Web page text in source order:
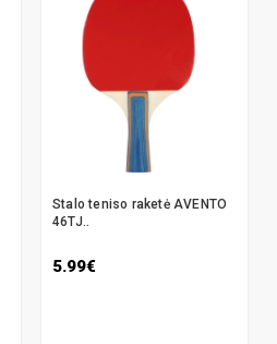
Stalo teniso raketė AVENTO
46TJ..
5.99€